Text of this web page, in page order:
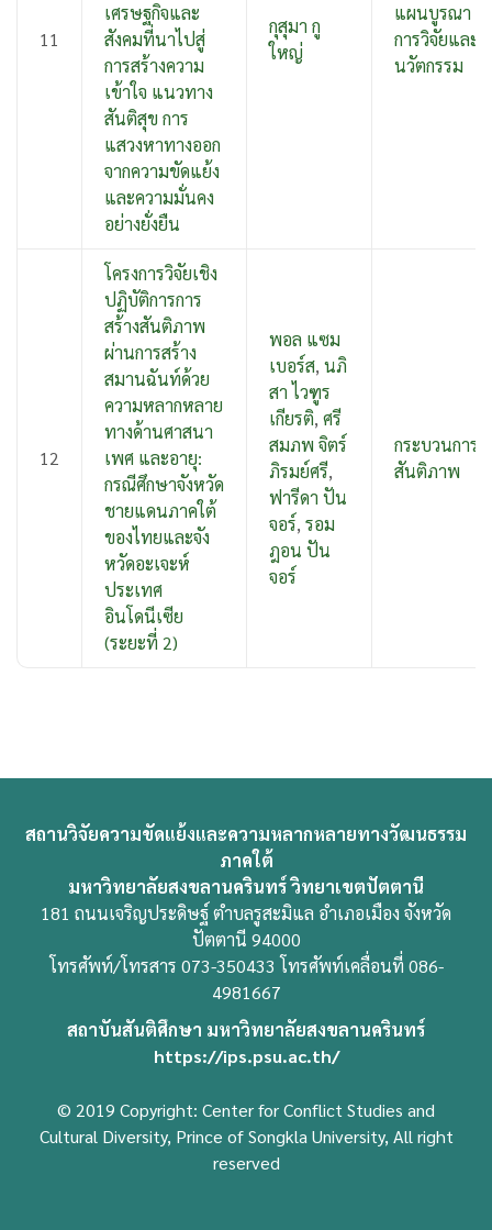
11
เศรษฐกิจและ
สังคมที่นาไปสู่
การสร้างความ
เข้าใจ แนวทาง
สันติสุข การ
แสวงหาทางออก
จากความขัดแย้ง
และความมั่นคง
อย่างยั่งยืน
กุสุมา กู
ใหญ่
แผนบูรณา
การวิจัยและ
นวัตกรรม
12
โครงการวิจัยเชิง
ปฏิบัติการการ
สร้างสันติภาพ
ผ่านการสร้าง
สมานฉันท์ด้วย
ความหลากหลาย
ทางด้านศาสนา
เพศ และอายุ:
กรณีศึกษาจังหวัด
ชายแดนภาคใต้
ของไทยและจัง
หวัดอะเจะห์
ประเทศ
อินโดนีเซีย
(ระยะที่ 2)
พอล แซม
เบอร์ส, นภิ
สา ไวฑูร
เกียรติ, ศรี
สมภพ จิตร์
ภิรมย์ศรี,
ฟารีดา ปัน
จอร์, รอม
ฎอน ปัน
จอร์
กระบวนการ
สันติภาพ
สถานวิจัยความขัดแย้งและความหลากหลายทางวัฒนธรรม
ภาคใต้
มหาวิทยาลัยสงขลานครินทร์ วิทยาเขตปัตตานี
181 ถนนเจริญประดิษฐ์ ตำบลรูสะมิแล อำเภอเมือง จังหวัด
ปัตตานี 94000
โทรศัพท์/โทรสาร 073-350433 โทรศัพท์เคลื่อนที่ 086-
4981667
สถาบันสันติศึกษา มหาวิทยาลัยสงขลานครินทร์
https://ips.psu.ac.th/
© 2019 Copyright: Center for Conflict Studies and
Cultural Diversity, Prince of Songkla University, All right
reserved